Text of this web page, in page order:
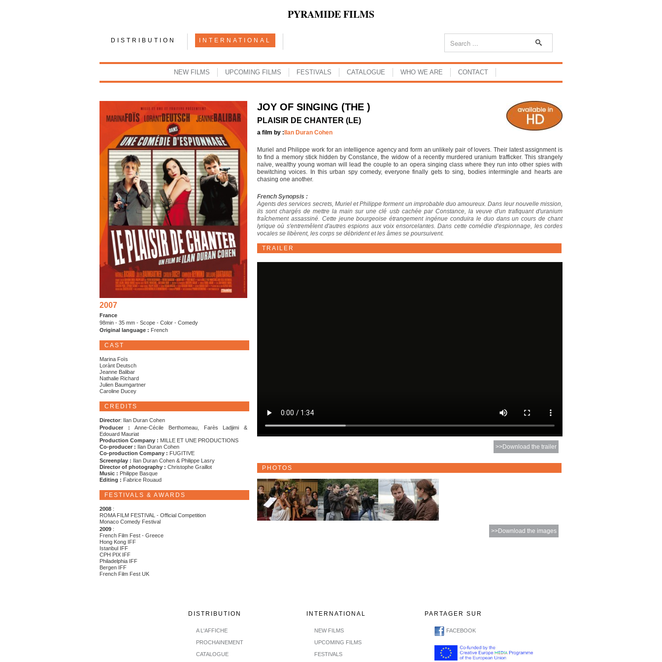
PYRAMIDE FILMS
DISTRIBUTION INTERNATIONAL
NEW FILMS UPCOMING FILMS FESTIVALS CATALOGUE WHO WE ARE CONTACT
2007
France
98min - 35 mm - Scope - Color - Comedy
Original language : French
CAST
Marina Foïs
Lorànt Deutsch
Jeanne Balibar
Nathalie Richard
Julien Baumgartner
Caroline Ducey
CREDITS
Director: Ilan Duran Cohen
Producer :Anne-Cécile Berthomeau, Farès Ladjimi &
Edouard Mauriat
Production Company : MILLE ET UNE PRODUCTIONS
Co-producer :
Ilan Duran Cohen
Co-production Company : FUGITIVE
Screenplay :
Ilan Duran Cohen & Philippe Lasry
Director of photography : Christophe Graillot
Music : Philippe Basque
Editing : Fabrice Rouaud
FESTIVALS & AWARDS
2008 :
ROMA FILM FESTIVAL - Official Competition
Monaco Comedy Festival
2009 :
French Film Fest - Greece
Hong Kong IFF
Istanbul IFF
CPH PIX IFF
Philadelphia IFF
Bergen IFF
French Film Fest UK
JOY OF SINGING (THE )
PLAISIR DE CHANTER (LE)
a film by : Ilan Duran Cohen
Muriel and Philippe work for an intelligence agency and form an unlikely pair of lovers. Their latest assignment is
to find a memory stick hidden by Constance, the widow of a recently murdered uranium trafficker. This strangely
naïve, wealthy young woman will lead the couple to an opera singing class where they run into other spies with
bewitching voices. In this urban spy comedy, everyone finally gets to sing, bodies intermingle and hearts are
chasing one another.
French Synopsis :
Agents des services secrets, Muriel et Philippe forment un improbable duo amoureux. Dans leur nouvelle mission,
ils sont chargés de mettre la main sur une clé usb cachée par Constance, la veuve d'un trafiquant d'uranium
fraîchement assassiné. Cette jeune bourgeoise étrangement ingénue conduira le duo dans un cours de chant
lyrique où s'entremêlent d'autres espions aux voix ensorcelantes. Dans cette comédie d'espionnage, les cordes
vocales se libèrent, les corps se débrident et les âmes se poursuivent.
TRAILER
>>Download the trailer
PHOTOS
>>Download the images
DISTRIBUTION
A L'AFFICHE
PROCHAINEMENT
CATALOGUE
INTERNATIONAL
NEW FILMS
UPCOMING FILMS
FESTIVALS
PARTAGER SUR
FACEBOOK